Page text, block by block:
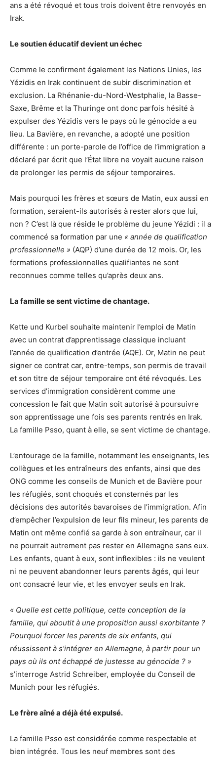
ans a été révoqué et tous trois doivent être renvoyés en
Irak.
Le soutien éducatif devient un échec
Comme le confirment également les Nations Unies, les
Yézidis en Irak continuent de subir discrimination et
exclusion. La Rhénanie-du-Nord-Westphalie, la Basse-
Saxe, Brême et la Thuringe ont donc parfois hésité à
expulser des Yézidis vers le pays où le génocide a eu
lieu. La Bavière, en revanche, a adopté une position
différente : un porte-parole de l’office de l’immigration a
déclaré par écrit que l’État libre ne voyait aucune raison
de prolonger les permis de séjour temporaires.
Mais pourquoi les frères et sœurs de Matin, eux aussi en
formation, seraient-ils autorisés à rester alors que lui,
non ? C’est là que réside le problème du jeune Yézidi : il a
commencé sa formation par une « année de qualification
professionnelle » (AQP) d’une durée de 12 mois. Or, les
formations professionnelles qualifiantes ne sont
reconnues comme telles qu’après deux ans.
La famille se sent victime de chantage.
Kette und Kurbel souhaite maintenir l’emploi de Matin
avec un contrat d’apprentissage classique incluant
l’année de qualification d’entrée (AQE). Or, Matin ne peut
signer ce contrat car, entre-temps, son permis de travail
et son titre de séjour temporaire ont été révoqués. Les
services d’immigration considèrent comme une
concession le fait que Matin soit autorisé à poursuivre
son apprentissage une fois ses parents rentrés en Irak.
La famille Psso, quant à elle, se sent victime de chantage.
L’entourage de la famille, notamment les enseignants, les
collègues et les entraîneurs des enfants, ainsi que des
ONG comme les conseils de Munich et de Bavière pour
les réfugiés, sont choqués et consternés par les
décisions des autorités bavaroises de l’immigration. Afin
d’empêcher l’expulsion de leur fils mineur, les parents de
Matin ont même confié sa garde à son entraîneur, car il
ne pourrait autrement pas rester en Allemagne sans eux.
Les enfants, quant à eux, sont inflexibles : ils ne veulent
ni ne peuvent abandonner leurs parents âgés, qui leur
ont consacré leur vie, et les envoyer seuls en Irak.
« Quelle est cette politique, cette conception de la
famille, qui aboutit à une proposition aussi exorbitante ?
Pourquoi forcer les parents de six enfants, qui
réussissent à s’intégrer en Allemagne, à partir pour un
pays où ils ont échappé de justesse au génocide ? »
s’interroge Astrid Schreiber, employée du Conseil de
Munich pour les réfugiés.
Le frère aîné a déjà été expulsé.
La famille Psso est considérée comme respectable et
bien intégrée. Tous les neuf membres sont des